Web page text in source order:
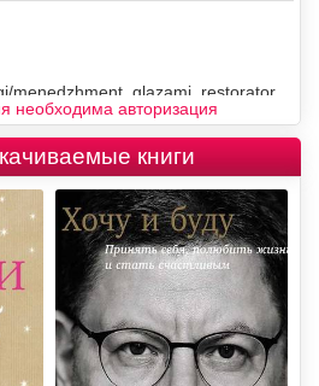
необходима авторизация
книги